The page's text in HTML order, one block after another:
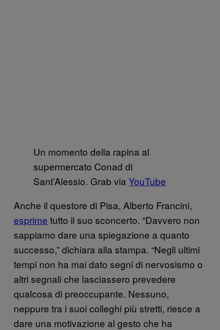
Un momento della rapina al
supermercato Conad di
Sant’Alessio. Grab via YouTube
Anche il questore di Pisa, Alberto Francini,
esprime tutto il suo sconcerto. “Davvero non
sappiamo dare una spiegazione a quanto
successo,” dichiara alla stampa. “Negli ultimi
tempi non ha mai dato segni di nervosismo o
altri segnali che lasciassero prevedere
qualcosa di preoccupante. Nessuno,
neppure tra i suoi colleghi più stretti, riesce a
dare una motivazione al gesto che ha